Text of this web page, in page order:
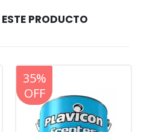
20%
OFF
35%
OFF